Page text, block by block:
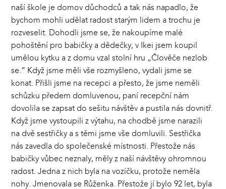
naší škole je domov důchodců a tak nás napadlo, že
bychom mohli udělat radost starým lidem a trochu je
rozveselit. Dohodli jsme se, že nakoupíme malé
pohoštění pro babičky a dědečky, v Ikei jsem koupil
umělou kytku a z domu vzal stolní hru „Člověče nezlob
se.“ Když jsme měli vše rozmyšleno, vydali jsme se
konat. Přišli jsme na recepci a přesto, že jsme neměli
schůzku předem domluvenou, paní recepční nám
dovolila se zapsat do sešitu návštěv a pustila nás dovnitř.
Když jsme vystoupili z výtahu, na chodbě jsme narazili
na dvě sestřičky a s těmi jsme vše domluvili. Sestřička
nás zavedla do společenské místnosti. Přestože nás
babičky vůbec neznaly, měly z naší návštěvy ohromnou
radost. Jedna z nich byla na vozíčku, protože neměla
nohy. Jmenovala se Růženka. Přestože jí bylo 92 let, byla